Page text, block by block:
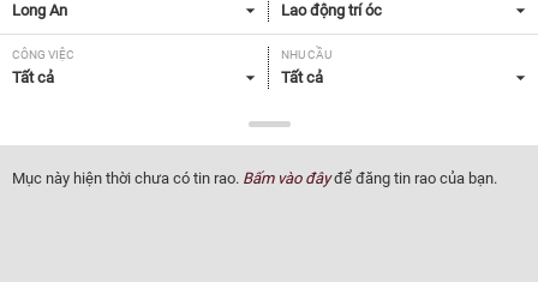
Long An Lao động trí óc
CÔNG VIỆC
Tất cả
NHU CẦU
Tất cả
Tất cả
Mục này hiện thời chưa có tin rao. Bấm vào đâyđể đăng tin rao của bạn.